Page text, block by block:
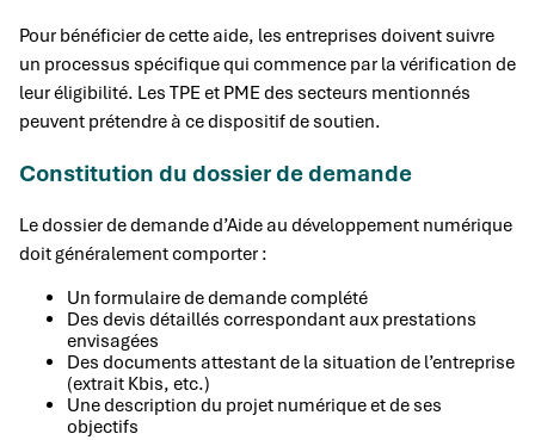
Pour bénéficier de cette aide, les entreprises doivent suivre
un processus spécifique qui commence par la vérification de
leur éligibilité. Les TPE et PME des secteurs mentionnés
peuvent prétendre à ce dispositif de soutien.
Constitution du dossier de demande
Le dossier de demande d’Aide au développement numérique
doit généralement comporter :
Un formulaire de demande complété
Des devis détaillés correspondant aux prestations
envisagées
Des documents attestant de la situation de l’entreprise
(extrait Kbis, etc.)
Une description du projet numérique et de ses
objectifs